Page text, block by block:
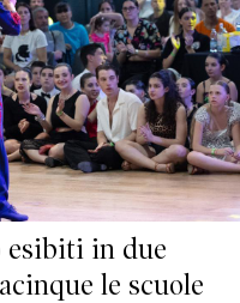
esibiti in due
le scuole